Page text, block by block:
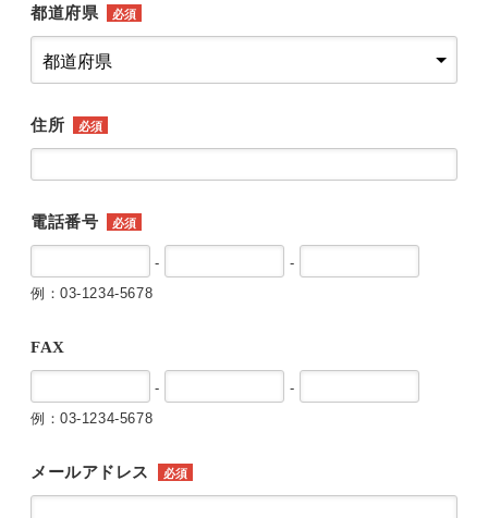
都道府県 必須
住所 必須
電話番号 必須
-
-
例：03-1234-5678
FAX
-
-
例：03-1234-5678
メールアドレス 必須